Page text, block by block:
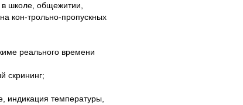
школе, общежитии,
кон-трольно-пропускных
реального времени
скрининг;
индикация температуры,